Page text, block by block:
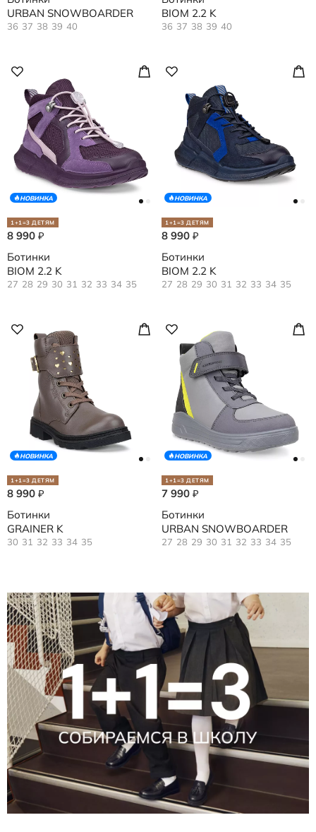
URBAN SNOWBOARDER
36 37 38 39 40
BIOM 2.2 K
36 37 38 39 40
НОВИНКА
1+1=3 ДЕТЯМ
8 990 ₽
Ботинки
BIOM 2.2 K
27 28 29 30 31 32 33 34 35
НОВИНКА
1+1=3 ДЕТЯМ
8 990 ₽
Ботинки
BIOM 2.2 K
27 28 29 30 31 32 33 34 35
НОВИНКА
1+1=3 ДЕТЯМ
8 990 ₽
Ботинки
GRAINER K
30 31 32 33 34 35
НОВИНКА
1+1=3 ДЕТЯМ
7 990 ₽
Ботинки
URBAN SNOWBOARDER
27 28 29 30 31 32 33 34 35